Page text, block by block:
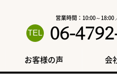
営業時間：10:00～18:00
06-
お客様の声 会